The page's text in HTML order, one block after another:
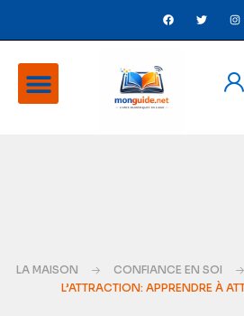
LA MAISON CONFIANCE EN SOI
L’ATTRACTION: APPRENDRE À